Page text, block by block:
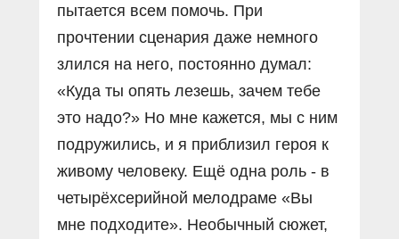
пытается всем помочь. При
прочтении сценария даже немного
злился на него, постоянно думал:
«Куда ты опять лезешь, зачем тебе
это надо?» Но мне кажется, мы с ним
подружились, и я приблизил героя к
живому человеку. Ещё одна роль - в
четырёхсерийной мелодраме «Вы
мне подходите». Необычный сюжет,